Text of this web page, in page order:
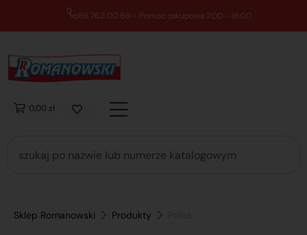
89 762 00 69 - Pomoc zakupowa 7:00 - 16:00
0,00 zł
Sklep Romanowski Produkty